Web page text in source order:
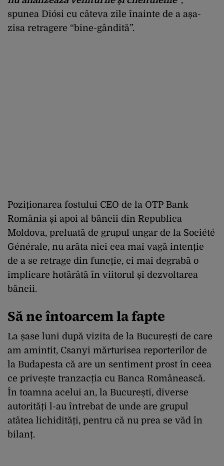
spunea Diósi cu câteva zile înainte de a așa-
zisa retragere “bine-gândită”.
Poziționarea fostului CEO de la OTP Bank
România și apoi al băncii din Republica
Moldova, preluată de grupul ungar de la Société
Générale, nu arăta nici cea mai vagă intenție
de a se retrage din funcție, ci mai degrabă o
implicare hotărâtă în viitorul și dezvoltarea
băncii.
Să ne întoarcem la fapte
La șase luni după vizita de la București de care
am amintit, Csanyi mărturisea reporterilor de
la Budapesta că are un sentiment prost în ceea
ce privește tranzacția cu Banca Românească.
În toamna acelui an, la București, diverse
autorități l-au întrebat de unde are grupul
atâtea lichidități, pentru că nu prea se văd în
bilanț.